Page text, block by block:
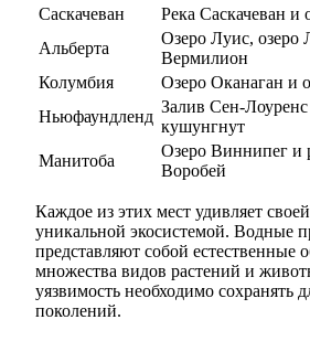
Саскачеван
Река Саскачеван и
Альберта
Озеро Луис, озеро
Вермилион
Колумбия
Озеро Оканаган и
Ньюфаундленд
Залив Сен-
кушунгнут
Манитоба
Озеро Виннипег и
Воробей
Каждое из этих мест удивляет
уникальной экосистемой. Водные
представляют собой естественные
множества видов растений и
уязвимость необходимо сохранять
поколений.